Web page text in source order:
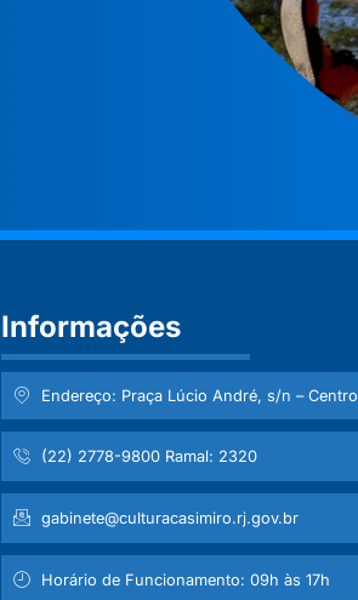
Informações
Endereço: Praça Lúcio André, s/n – Centro
(22) 2778-9800 Ramal: 2320
gabinete@culturacasimiro.rj.gov.br
Horário de Funcionamento: 09h às 17h